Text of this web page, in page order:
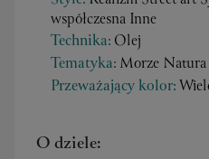
współczesna Inne
Technika: Olej
Tematyka: Morze Natura
Przeważający kolor:
O dziele: